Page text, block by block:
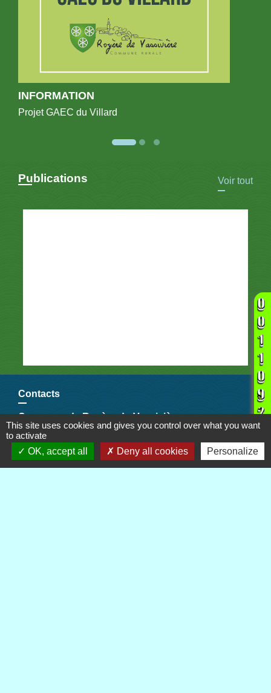
INFORMATION
Projet GAEC du Villard
Publications Voir tout
Contacts
Commune de Royère-de-Vassivière
5 Rue Camille Benassy
23460 Royère-de-Vassivière - FRANCE
+33 5 55 64 71 06
This site uses cookies and gives you control over what you want
to activate
OK, accept all
Deny all cookies Personalize